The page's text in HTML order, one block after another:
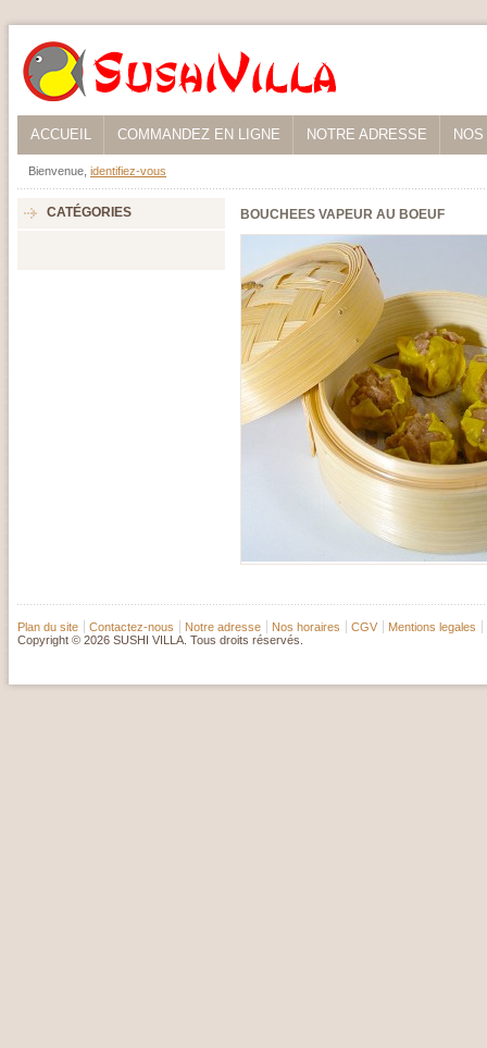
ACCUEIL COMMANDEZ EN LIGNE NOTRE ADRESSE
Bienvenue, identifiez-vous
CATÉGORIES BOUCHEES VAPEUR AU BOEUF
Plan du site Contactez-nous Notre adresse Nos horaires CGV
Mentions legales
Copyright © 2026 SUSHI VILLA. Tous droits réservés.